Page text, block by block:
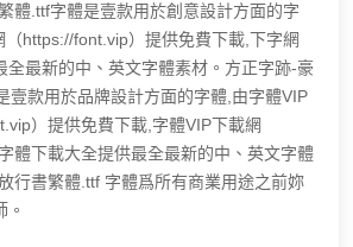
體.ttf字體是壹款用於創意設計方面的字
（https://font.vip）提供免費下載,下字網
全最新的中、英文字體素材。方正字跡-豪
壹款用於品牌設計方面的字體,由字體VIP
）提供免費下載,字體VIP下載網
體下載大全提供最全最新的中、英文字體
行書繁體.ttf 字體爲所有商業用途之前妳
。